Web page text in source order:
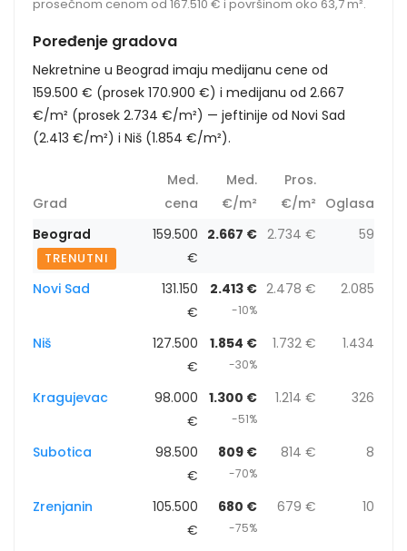
prosečnom cenom od 167.510 € i površinom oko 63,7 m².
Poređenje gradova
Nekretnine u Beograd imaju medijanu cene od
159.500 € (prosek 170.900 €) i medijanu od 2.667
€/m² (prosek 2.734 €/m²) — jeftinije od Novi Sad
(2.413 €/m²) i Niš (1.854 €/m²).
Grad
Med.
cena
Med.
€/m²
Pros.
€/m² Oglasa
Beograd
TRENUTNI
159.500
€
2.667 € 2.734 € 59
Novi Sad
131.150
€
2.413 €
-10%
2.478 € 2.085
Niš
127.500
€
1.854 €
-30%
1.732 € 1.434
Kragujevac
98.000
€
1.300 €
-51%
1.214 € 326
Subotica
98.500
€
809 €
-70%
814 € 8
Zrenjanin
105.500
€
680 €
-75%
679 € 10